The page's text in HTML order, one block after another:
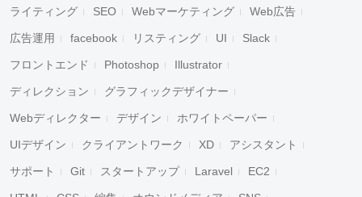
ライティング SEO Webマーケティング Web広告
広告運用 facebook リスティング UI Slack
フロントエンド Photoshop Illustrator
ディレクション グラフィックデザイナー
Webディレクター デザイン ホワイトペーパー
UIデザイン クライアントワーク XD アシスタント
サポート Git スタートアップ Laravel EC2